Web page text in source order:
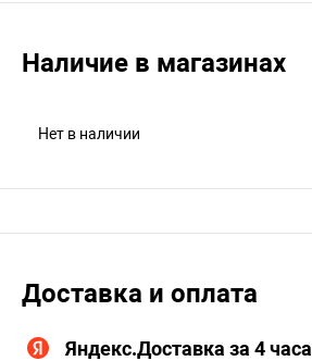
Наличие в магазинах
Нет в наличии
Доставка и оплата
Яндекс.Доставка за 4 часа